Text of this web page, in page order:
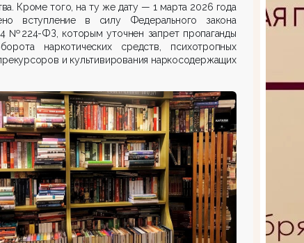
Кроме того, на ту же дату — 1 марта 2026 года
вступление в силу Федерального закона
№224-ФЗ, которым уточнен запрет пропаганды
наркотических средств, психотропных
и культивирования наркосодержащих